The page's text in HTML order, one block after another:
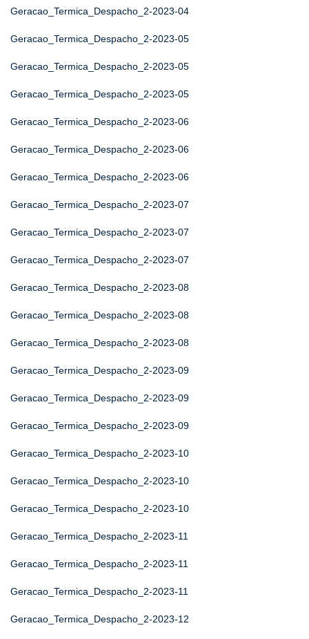
Geracao_Termica_Despacho_2-2023-04
Geracao_Termica_Despacho_2-2023-05
Geracao_Termica_Despacho_2-2023-05
Geracao_Termica_Despacho_2-2023-05
Geracao_Termica_Despacho_2-2023-06
Geracao_Termica_Despacho_2-2023-06
Geracao_Termica_Despacho_2-2023-06
Geracao_Termica_Despacho_2-2023-07
Geracao_Termica_Despacho_2-2023-07
Geracao_Termica_Despacho_2-2023-07
Geracao_Termica_Despacho_2-2023-08
Geracao_Termica_Despacho_2-2023-08
Geracao_Termica_Despacho_2-2023-08
Geracao_Termica_Despacho_2-2023-09
Geracao_Termica_Despacho_2-2023-09
Geracao_Termica_Despacho_2-2023-09
Geracao_Termica_Despacho_2-2023-10
Geracao_Termica_Despacho_2-2023-10
Geracao_Termica_Despacho_2-2023-10
Geracao_Termica_Despacho_2-2023-11
Geracao_Termica_Despacho_2-2023-11
Geracao_Termica_Despacho_2-2023-11
Geracao_Termica_Despacho_2-2023-12